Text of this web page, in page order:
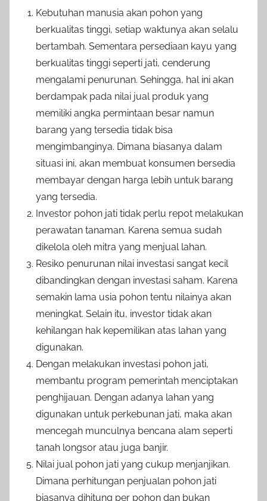
Kebutuhan manusia akan pohon yang
berkualitas tinggi, setiap waktunya akan selalu
bertambah. Sementara persediaan kayu yang
berkualitas tinggi seperti jati, cenderung
mengalami penurunan. Sehingga, hal ini akan
berdampak pada nilai jual produk yang
memiliki angka permintaan besar namun
barang yang tersedia tidak bisa
mengimbanginya. Dimana biasanya dalam
situasi ini, akan membuat konsumen bersedia
membayar dengan harga lebih untuk barang
yang tersedia.
Investor pohon jati tidak perlu repot melakukan
perawatan tanaman. Karena semua sudah
dikelola oleh mitra yang menjual lahan.
Resiko penurunan nilai investasi sangat kecil
dibandingkan dengan investasi saham. Karena
semakin lama usia pohon tentu nilainya akan
meningkat. Selain itu, investor tidak akan
kehilangan hak kepemilikan atas lahan yang
digunakan.
Dengan melakukan investasi pohon jati,
membantu program pemerintah menciptakan
penghijauan. Dengan adanya lahan yang
digunakan untuk perkebunan jati, maka akan
mencegah munculnya bencana alam seperti
tanah longsor atau juga banjir.
Nilai jual pohon jati yang cukup menjanjikan.
Dimana perhitungan penjualan pohon jati
biasanya dihitung per pohon dan bukan